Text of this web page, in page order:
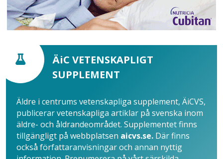
ÄiC VETENSKAPLIGT
SUPPLEMENT
Äldre i centrums vetenskapliga supplement, ÄiCVS,
publicerar vetenskapliga artiklar på svenska inom
äldre- och åldrandeområdet. Supplementet finns
tillgängligt på webbplatsen aicvs.se. Där finns
också författaranvisningar och annan nyttig